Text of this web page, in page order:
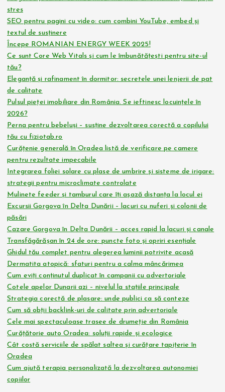
stres
SEO pentru pagini cu video: cum combini YouTube, embed și
textul de susținere
Începe ROMANIAN ENERGY WEEK 2025!
Ce sunt Core Web Vitals și cum le îmbunătățești pentru site-ul
tău?
Eleganță și rafinament în dormitor: secretele unei lenjerii de pat
de calitate
Pulsul pieței imobiliare din România. Se ieftinesc locuințele în
2026?
Perna pentru bebeluși – susține dezvoltarea corectă a copilului
tău cu fiziotab.ro
Curățenie generală în Oradea listă de verificare pe camere
pentru rezultate impecabile
Integrarea foliei solare cu plase de umbrire și sisteme de irigare:
strategii pentru microclimate controlate
Mulinete feeder și tamburul care îți așază distanța la locul ei
Excursii Gorgova în Delta Dunării – lacuri cu nuferi și colonii de
păsări
Cazare Gorgova în Delta Dunării – acces rapid la lacuri și canale
Transfăgărășan în 24 de ore: puncte foto și opriri esențiale
Ghidul tău complet pentru alegerea luminii potrivite acasă
Dermatita atopică: sfaturi pentru a calma mâncărimea
Cum eviți conținutul duplicat în campanii cu advertoriale
Cotele apelor Dunarii azi – nivelul la stațiile principale
Strategia corectă de plasare: unde publici ca să conteze
Cum să obții backlink-uri de calitate prin advertoriale
Cele mai spectaculoase trasee de drumeție din România
Curățătorie auto Oradea: soluții rapide și ecologice
Cât costă serviciile de spălat saltea și curățare tapițerie în
Oradea
Cum ajută terapia personalizată la dezvoltarea autonomiei
copiilor